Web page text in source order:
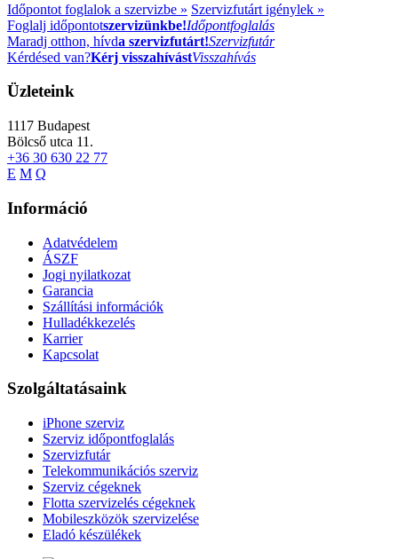
Időpontot foglalok a szervizbe » Szervizfutárt igénylek »
Foglalj időpontotszervizünkbe!Időpontfoglalás
Maradj otthon, hívda szervizfutárt!Szervizfutár
Kérdésed van?Kérj visszahívástVisszahívás
Üzleteink
1117 Budapest
Bölcső utca 11.
+36 30 630 22 77
E M Q
Információ
Adatvédelem
ÁSZF
Jogi nyilatkozat
Garancia
Szállítási információk
Hulladékkezelés
Karrier
Kapcsolat
Szolgáltatásaink
iPhone szerviz
Szerviz időpontfoglalás
Szervizfutár
Telekommunikációs szerviz
Szerviz cégeknek
Flotta szervizelés cégeknek
Mobileszközök szervizelése
Eladó készülékek